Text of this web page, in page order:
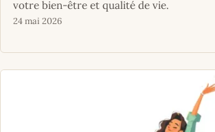
votre bien-être et qualité de vie.
24 mai 2026